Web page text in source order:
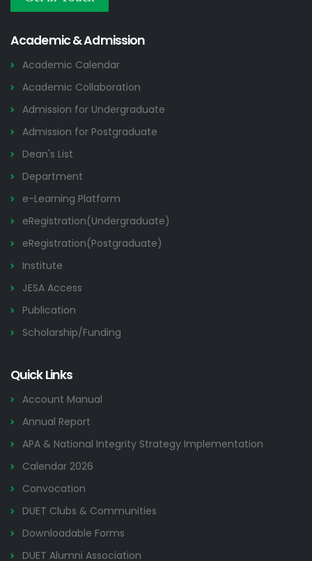
Research and Academic Committee এর নোটিশ
Academic & Admission
Academic Calendar
Academic Collaboration
Admission for Undergraduate
Admission for Postgraduate
Dean's List
Department
e-Learning Platform
eRegistration(Undergraduate)
eRegistration(Postgraduate)
Institute
JESA Access
Publication
Scholarship/Funding
Quick Links
Account Manual
Annual Report
APA & National Integrity Strategy Implementation
Calendar 2026
Convocation
DUET Clubs & Communities
Downloadable Forms
DUET Alumni Association